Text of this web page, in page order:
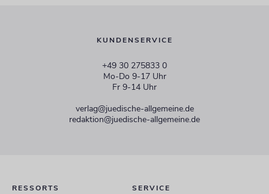
KUNDENSERVICE
+49 30 275833 0
Mo-Do 9-17 Uhr
Fr 9-14 Uhr
verlag@juedische-allgemeine.de
redaktion@juedische-allgemeine.de
RESSORTS SERVICE